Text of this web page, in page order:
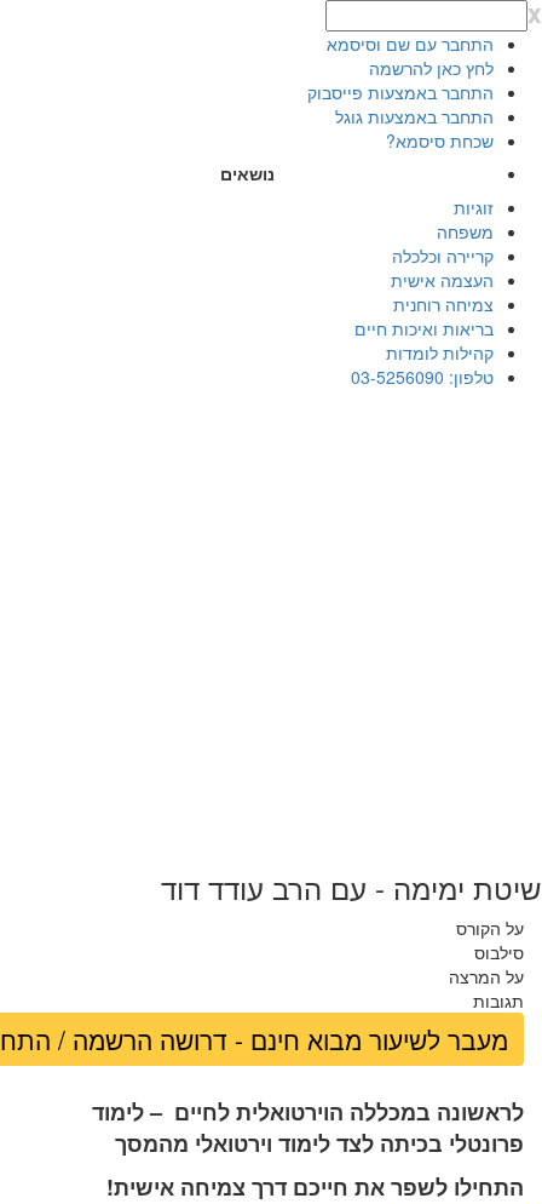
x
התחבר עם שם וסיסמא
לחץ כאן להרשמה
התחבר באמצעות פייסבוק
התחבר באמצעות גוגל
שכחת סיסמא?
נושאים
זוגיות
משפחה
קריירה וכלכלה
העצמה אישית
צמיחה רוחנית
בריאות ואיכות חיים
קהילות לומדות
טלפון: 03-5256090
שיטת ימימה - עם הרב עודד דוד
על הקורס
סילבוס
על המרצה
תגובות
מעבר לשיעור מבוא חינם - דרושה הרשמה /
לראשונה במכללה הוירטואלית לחיים – לימוד
פרונטלי בכיתה לצד לימוד וירטואלי מהמסך
התחילו לשפר את חייכם דרך צמיחה אישית!